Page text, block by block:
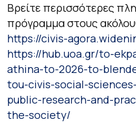
Βρείτε περισσότερες
πρόγραμμα στους
https://civis-
https://hub.uoa.gr/to-
athina-to-2026-to-
tou-civis-social-
public-research-and-
the-society/